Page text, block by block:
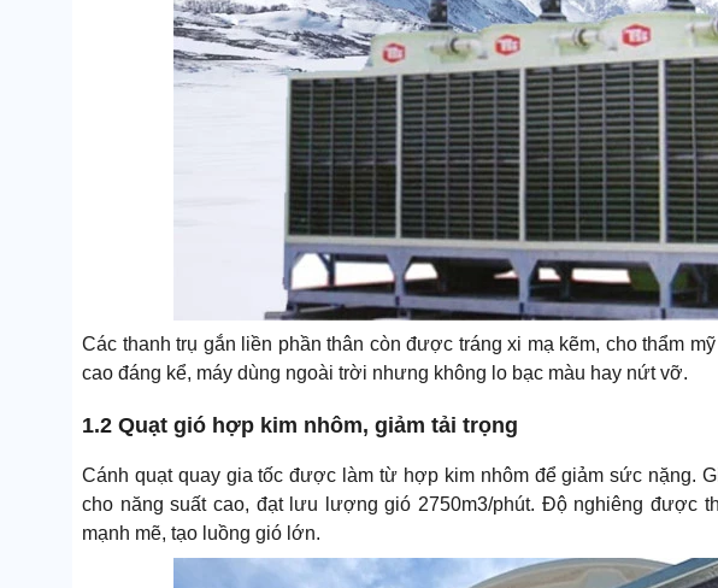
Các thanh trụ gắn liền phần thân còn được tráng xi mạ kẽm, cho thẩm
cao đáng kể, máy dùng ngoài trời nhưng không lo bạc màu hay nứt vỡ.
1.2 Quạt gió hợp kim nhôm, giảm tải trọng
Cánh quạt quay gia tốc được làm từ hợp kim nhôm để giảm sức nặng.
cho năng suất cao, đạt lưu lượng gió 2750m3/phút. Độ nghiêng được
mạnh mẽ, tạo luồng gió lớn.